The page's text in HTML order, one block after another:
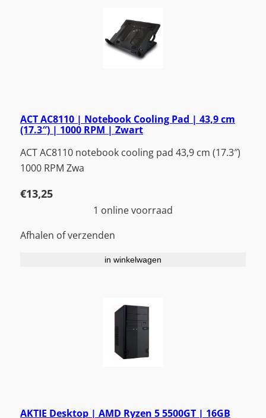
ACT AC8110 | Notebook Cooling Pad | 43,9 cm
(17.3″) | 1000 RPM | Zwart
ACT AC8110 notebook cooling pad 43,9 cm (17.3″)
1000 RPM Zwa
€13,25
1 online voorraad
Afhalen of verzenden
in winkelwagen
AKTIE Desktop | AMD Ryzen 5 5500GT | 16GB